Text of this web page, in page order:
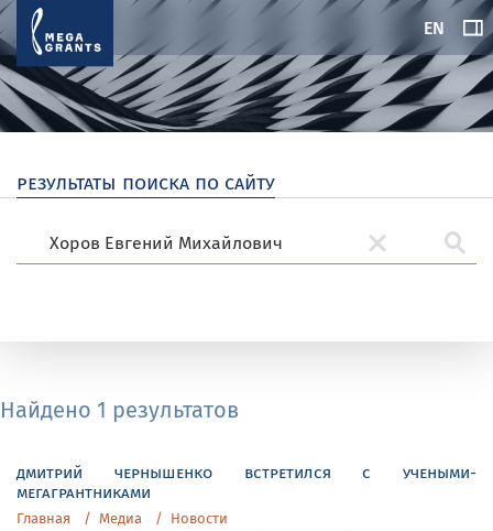
EN
результаты поиска по сайту
Найдено 1 результатов
дмитрий чернышенко встретился с учеными-
мегагрантниками
Главная Медиа
Новости